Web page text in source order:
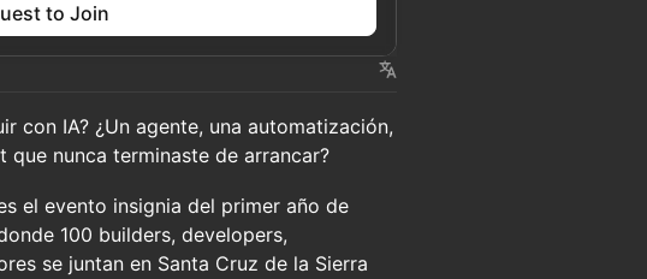
to Join
con IA? ¿Un agente, una automatización,
nunca terminaste de arrancar?
el evento insignia del primer año de
100 builders, developers,
se juntan en Santa Cruz de la Sierra